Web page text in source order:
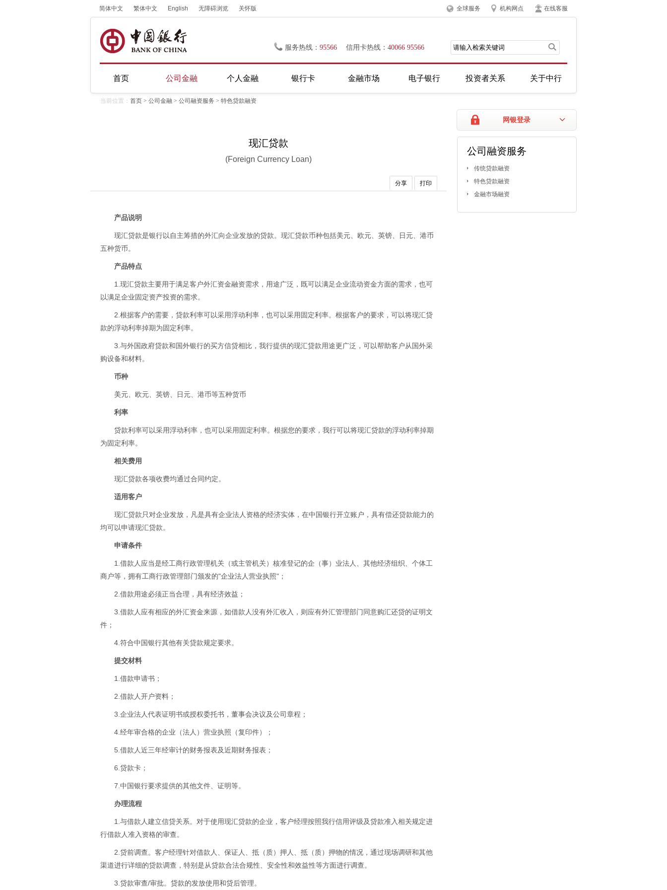
简体中文 繁体中文 English 无障碍浏览 关怀版 全球服务 机构网点 在线客服
服务热线： 95566 信用卡热线： 40066 95566
首页 公司金融 个人金融 银行卡 金融市场 电子银行 投资者关系 关于中行
当前位置： 首页 > 公司金融 > 公司融资服务 > 特色贷款融资
网银登录
现汇贷款
(Foreign Currency Loan)
分享 打印
产品说明
现汇贷款是银行以自主筹措的外汇向企业发放的贷款。现汇贷款币种包括美元、欧元、英镑、日元、港币
五种货币。
产品特点
1.现汇贷款主要用于满足客户外汇资金融资需求，用途广泛，既可以满足企业流动资金方面的需求，也可
以满足企业固定资产投资的需求。
2.根据客户的需要，贷款利率可以采用浮动利率，也可以采用固定利率。根据客户的要求，可以将现汇贷
款的浮动利率掉期为固定利率。
3.与外国政府贷款和国外银行的买方信贷相比，我行提供的现汇贷款用途更广泛，可以帮助客户从国外采
购设备和材料。
币种
美元、欧元、英镑、日元、港币等五种货币
利率
贷款利率可以采用浮动利率，也可以采用固定利率。根据您的要求，我行可以将现汇贷款的浮动利率掉期
为固定利率。
相关费用
现汇贷款各项收费均通过合同约定。
适用客户
现汇贷款只对企业发放，凡是具有企业法人资格的经济实体，在中国银行开立账户，具有偿还贷款能力的
均可以申请现汇贷款。
申请条件
1.借款人应当是经工商行政管理机关（或主管机关）核准登记的企（事）业法人、其他经济组织、个体工
商户等，拥有工商行政管理部门颁发的"企业法人营业执照"；
2.借款用途必须正当合理，具有经济效益；
3.借款人应有相应的外汇资金来源，如借款人没有外汇收入，则应有外汇管理部门同意购汇还贷的证明文
件；
4.符合中国银行其他有关贷款规定要求。
提交材料
1.借款申请书；
2.借款人开户资料；
3.企业法人代表证明书或授权委托书，董事会决议及公司章程；
4.经年审合格的企业（法人）营业执照（复印件）；
5.借款人近三年经审计的财务报表及近期财务报表；
6.贷款卡；
7.中国银行要求提供的其他文件、证明等。
办理流程
1.与借款人建立信贷关系。对于使用现汇贷款的企业，客户经理按照我行信用评级及贷款准入相关规定进
行借款人准入资格的审查。
2.贷前调查。客户经理针对借款人、保证人、抵（质）押人、抵（质）押物的情况，通过现场调研和其他
渠道进行详细的贷款调查，特别是从贷款合法合规性、安全性和效益性等方面进行调查。
3.贷款审查/审批。贷款的发放使用和贷后管理。
公司融资服务
传统贷款融资
特色贷款融资
金融市场融资